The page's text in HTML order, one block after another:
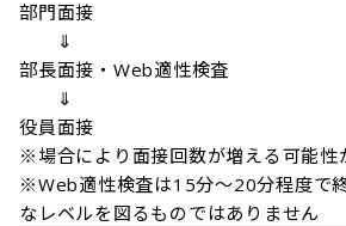
部門面接
⇓
部長面接・Web適性検査
⇓
役員面接
※場合により面接回数が増える可能性
※Web適性検査は15分～20分程度で
なレベルを図るものではありません